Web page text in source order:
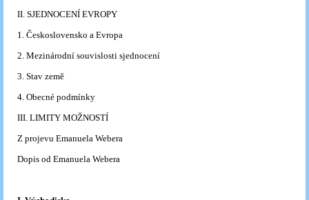
II. SJEDNOCENÍ EVROPY
1. Československo a Evropa
2. Mezinárodní souvislosti sjednocení
3. Stav země
4. Obecné podmínky
III. LIMITY MOŽNOSTÍ
Z projevu Emanuela Webera
Dopis od Emanuela Webera